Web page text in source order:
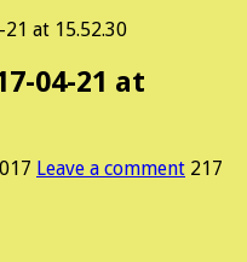
at 15.52.30
04-21 at
Leave a comment 217